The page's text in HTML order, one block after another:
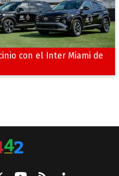
con el Inter Miami de